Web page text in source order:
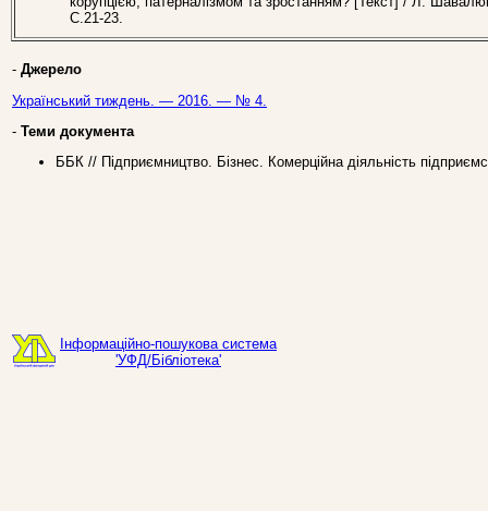
С.21-23.
- Джерело
Український тиждень. — 2016. — № 4.
- Теми документа
ББК // Підприємництво. Бізнес. Комерційна діяльність
Інформаційно-пошукова система
'УФД/Бібліотека'